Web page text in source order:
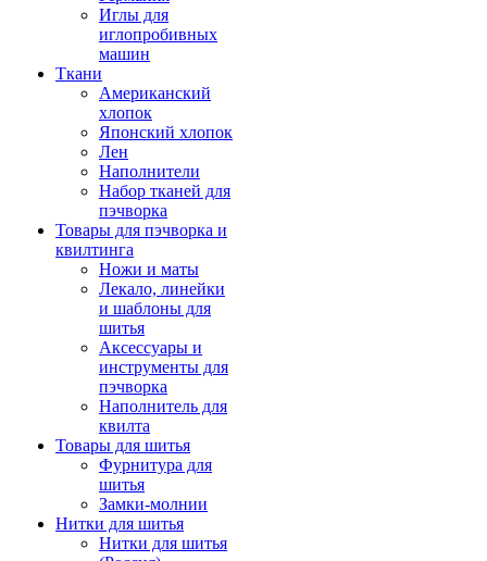
Иглы для
иглопробивных
машин
Ткани
Американский
хлопок
Японский хлопок
Лен
Наполнители
Набор тканей для
пэчворка
Товары для пэчворка и
квилтинга
Ножи и маты
Лекало, линейки
и шаблоны для
шитья
Аксессуары и
инструменты для
пэчворка
Наполнитель для
квилта
Товары для шитья
Фурнитура для
шитья
Замки-молнии
Нитки для шитья
Нитки для шитья